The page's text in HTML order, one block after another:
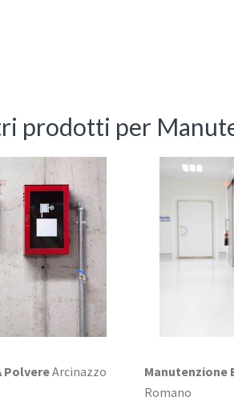
prodotti per
PolvereArcinazzo
Manutenzione
Romano